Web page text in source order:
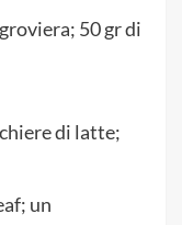
50 gr di
di latte;
un